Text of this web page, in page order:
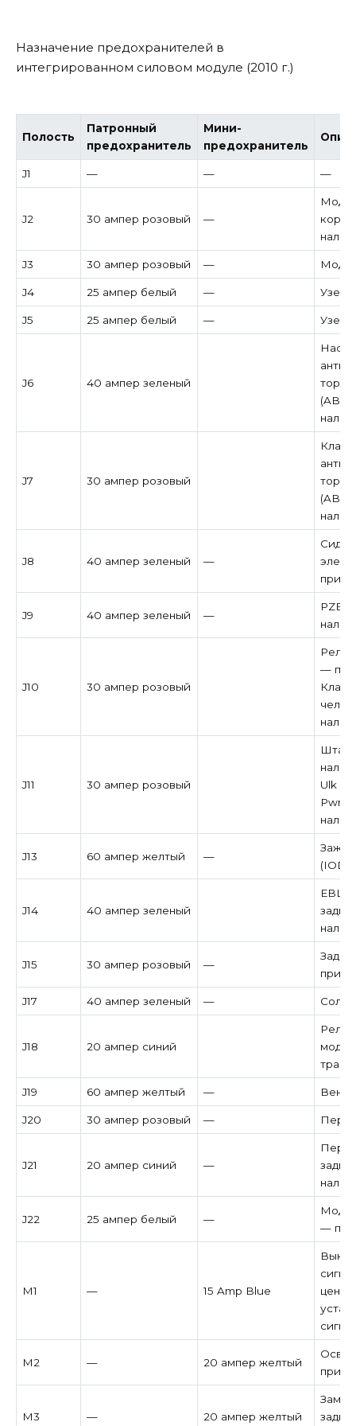
Назначение предохранителей в
интегрированном силовом модуле (2010 г.)
Полость
Патронный
предохранитель
Мини-
предохранитель
J1 — — —
J2 30 ампер розовый —
J3 30 ампер розовый —
J4 25 ампер белый — Узел
J5 25 ампер белый — Узел
J6 40 ампер зеленый
Насос
(ABS)
J7 30 ампер розовый
(ABS)
J8 40 ампер зеленый —
при
J9 40 ампер зеленый —
J10 30 ампер розовый
Реле
— при
J11 30 ампер розовый
Ulk —
Pwr
J13 60 ампер желтый —
(IOD)
J14 40 ампер зеленый
EBL
J15 30 ампер розовый —
при
J17 40 ампер зеленый —
J18 20 ампер синий
Реле
J19 60 ампер желтый —
J20 30 ампер розовый —
J21 20 ампер синий —
J22 25 ампер белый —
— при
M1 — 15 Amp Blue
M2 — 20 ампер желтый
при
M3 — 20 ампер желтый